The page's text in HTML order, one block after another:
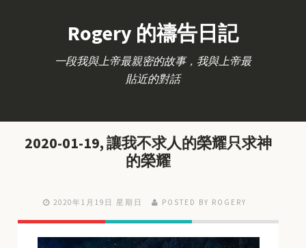
Rogery 的禱告日記
一段我與上帝最親密的故事，我與上帝最
貼近的對話
2020-01-19, 讓我不求人的榮耀只求神
的榮耀
2020年1月19日 星期日 POSTED BY ROGERY